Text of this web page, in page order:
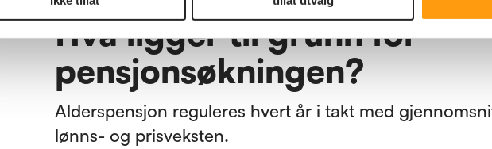
Hva ligger til grunn for
pensjonsøkningen?
Alderspensjon reguleres hvert år i takt med
lønns- og prisveksten.